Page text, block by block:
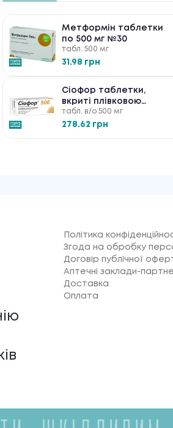
Метформін таблетки
по 500 мг №30
табл. 500 мг
31.98 грн
Сіофор таблетки,
вкриті плівковою
оболонкою по 500 мг
№60
табл. в/о 500 мг
278.62 грн
Політика
Згода на обробку
Договір публічної
Аптечні заклади-
Доставка
Оплата